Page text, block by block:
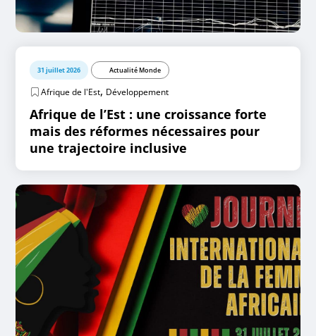
31 juillet 2026 Actualité Monde
Afrique de l'Est, Développement
Afrique de l’Est : une croissance forte
mais des réformes nécessaires pour
une trajectoire inclusive